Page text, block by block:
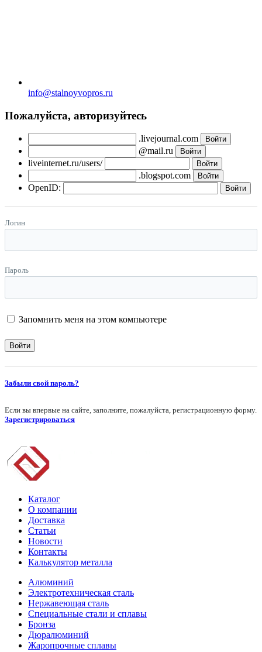
info@stalnoyvopros.ru
Пожалуйста, авторизуйтесь
.livejournal.com
@mail.ru
liveinternet.ru/users/
.blogspot.com
OpenID:
Логин
Пароль
Запомнить меня на этом компьютере
Забыли свой пароль?
Если вы впервые на сайте, заполните, пожалуйста, регистрационную форму.
Зарегистрироваться
Каталог
О компании
Доставка
Статьи
Новости
Контакты
Калькулятор металла
Алюминий
Электротехническая сталь
Нержавеющая сталь
Специальные стали и сплавы
Бронза
Дюралюминий
Жаропрочные сплавы